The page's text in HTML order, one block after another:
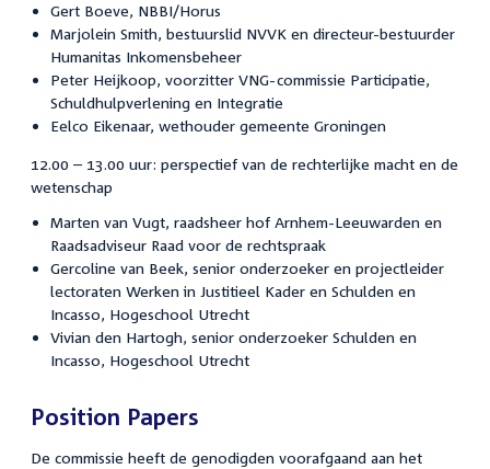
Gert Boeve, NBBI/Horus
Marjolein Smith, bestuurslid NVVK en directeur-bestuurder
Humanitas Inkomensbeheer
Peter Heijkoop, voorzitter VNG-commissie Participatie,
Schuldhulpverlening en Integratie
Eelco Eikenaar, wethouder gemeente Groningen
12.00 – 13.00 uur: perspectief van de rechterlijke macht en de
wetenschap
Marten van Vugt, raadsheer hof Arnhem-Leeuwarden en
Raadsadviseur Raad voor de rechtspraak
Gercoline van Beek, senior onderzoeker en projectleider
lectoraten Werken in Justitieel Kader en Schulden en
Incasso, Hogeschool Utrecht
Vivian den Hartogh, senior onderzoeker Schulden en
Incasso, Hogeschool Utrecht
Position Papers
De commissie heeft de genodigden voorafgaand aan het